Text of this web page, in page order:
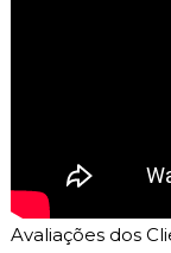
Avaliações dos